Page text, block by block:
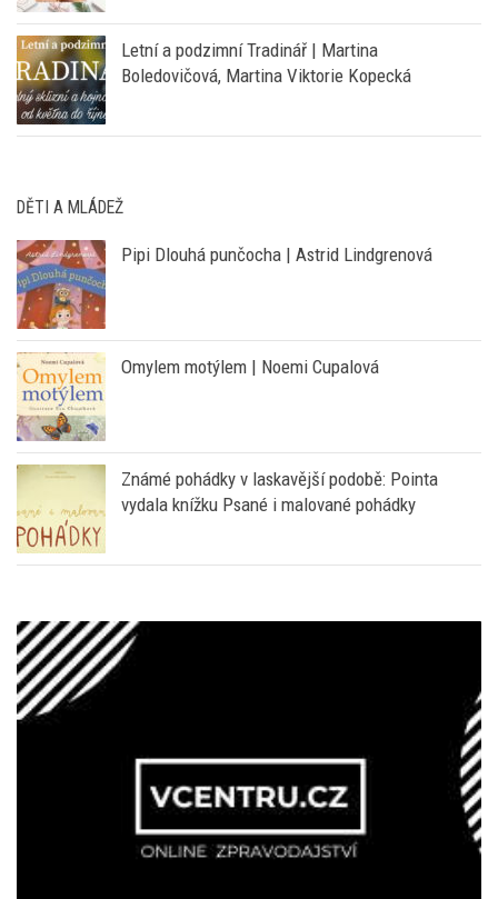
Letní a podzimní Tradinář | Martina
Boledovičová, Martina Viktorie Kopecká
DĚTI A MLÁDEŽ
Pipi Dlouhá punčocha | Astrid Lindgrenová
Omylem motýlem | Noemi Cupalová
Známé pohádky v laskavější podobě: Pointa
vydala knížku Psané i malované pohádky